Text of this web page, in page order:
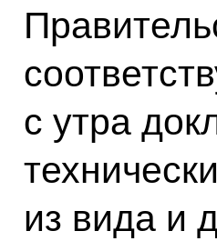
с утра
из вида и